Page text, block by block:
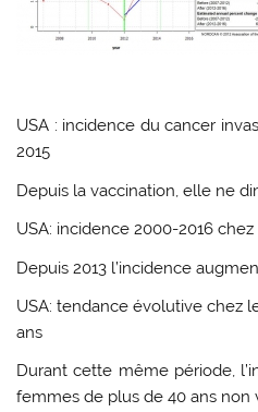
USA : incidence du cancer
2015
Depuis la vaccination, elle ne
USA: incidence 2000-2016 chez
Depuis 2013 l’incidence
USA: tendance évolutive chez
ans
Durant cette même période,
femmes de plus de 40 ans non